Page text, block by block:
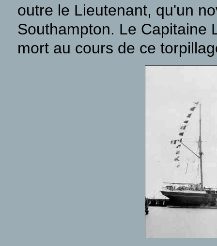
outre le Lieutenant, qu'un
Southampton. Le Capitaine
mort au cours de ce